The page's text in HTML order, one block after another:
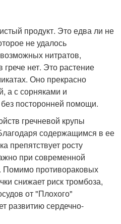
продукт. Это едва ли не
не удалось
нитратов,
нет. Это растение
Оно прекрасно
а с сорняками и
посторонней помощи.
гречневой крупы
содержащимся в ее
препятствует росту
при современной
Помимо противораковых
снижает риск тромбоза,
от "Плохого"
развитию сердечно-